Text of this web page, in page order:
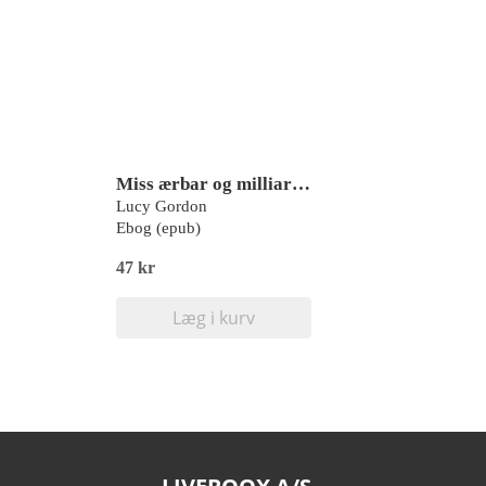
Miss ærbar og milliardæren
Lucy Gordon
Ebog (epub)
47 kr
Læg i kurv